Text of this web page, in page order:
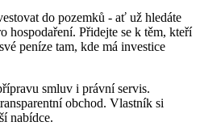
do pozemků - ať už hledáte
hospodaření. Přidejte se k těm, kteří
peníze tam, kde má investice
smluv i právní servis.
obchod. Vlastník si
nabídce.